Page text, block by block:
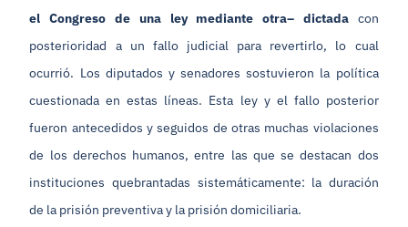
el Congreso de una ley mediante otra– dictadacon
posterioridad a un fallo judicial para revertirlo, lo cual
ocurrió. Los diputados y senadores sostuvieron la política
cuestionada en estas líneas. Esta ley y el fallo posterior
fueron antecedidos y seguidos de otras muchas violaciones
de los derechos humanos, entre las que se destacan dos
instituciones quebrantadas sistemáticamente: la duración
de la prisión preventiva y la prisión domiciliaria.